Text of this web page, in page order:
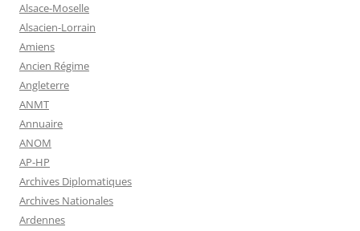
Alsace-Moselle
Alsacien-Lorrain
Amiens
Ancien Régime
Angleterre
ANMT
Annuaire
ANOM
AP-HP
Archives Diplomatiques
Archives Nationales
Ardennes